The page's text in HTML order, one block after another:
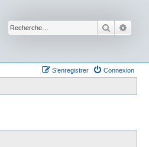
Connexion
S’enregistrer